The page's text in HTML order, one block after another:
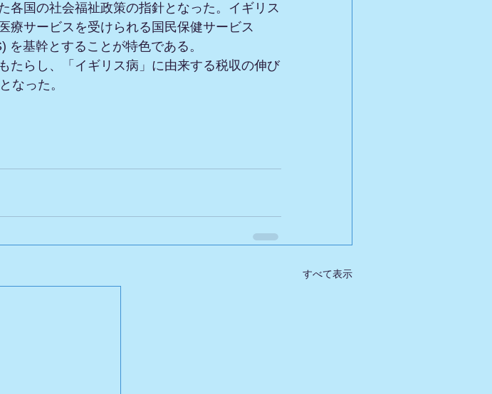
各国の社会福祉政策の指針となった。イギリス
療サービスを受けられる国民保健サービス
基幹とすることが特色である。
たらし、「イギリス病」に由来する税収の伸び
なった。
すべて表示